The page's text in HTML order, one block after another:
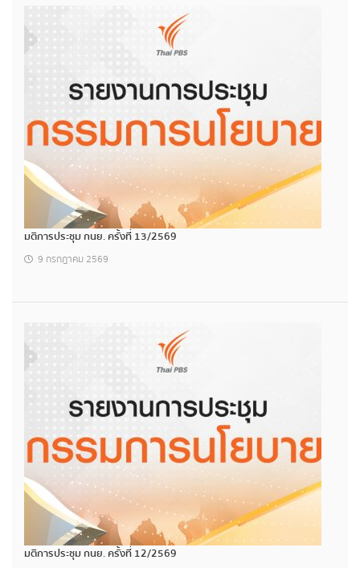
มติการประชุม กนย. ครั้งที่ 13/2569
9 กรกฎาคม 2569
มติการประชุม กนย. ครั้งที่ 12/2569